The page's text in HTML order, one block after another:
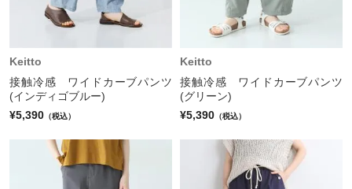
Keitto
接触冷感 ワイドカーブパンツ
(インディゴブルー)
¥5,390 （税込）
Keitto
接触冷感 ワイドカーブパンツ
(グリーン)
¥5,390 （税込）